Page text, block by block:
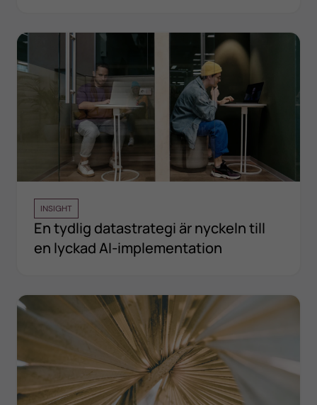
INSIGHT
En tydlig datastrategi är nyckeln till
en lyckad AI-implementation